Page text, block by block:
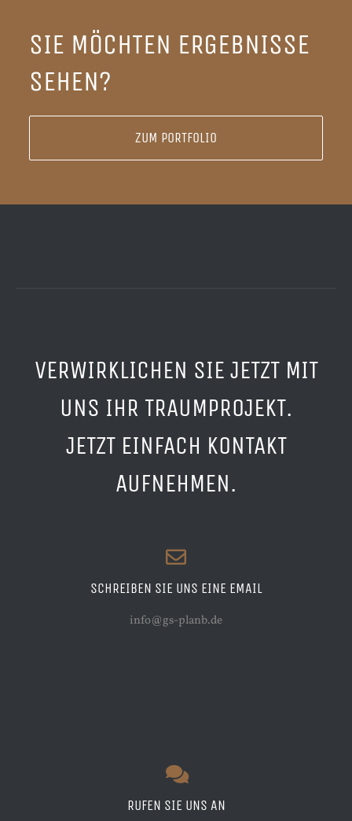
SIE MÖCHTEN ERGEBNISSE
SEHEN?
ZUM PORTFOLIO
VERWIRKLICHEN SIE JETZT MIT
UNS IHR TRAUMPROJEKT.
JETZT EINFACH KONTAKT
AUFNEHMEN.
SCHREIBEN SIE UNS EINE EMAIL
info@gs-planb.de
RUFEN SIE UNS AN